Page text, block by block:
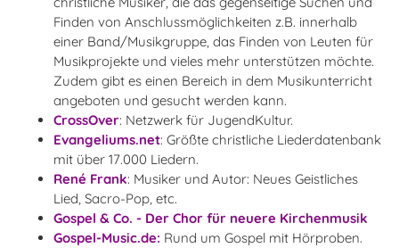
Finden von Anschlussmöglichkeiten z.B. innerhalb
einer Band/Musikgruppe, das Finden von Leuten für
Musikprojekte und vieles mehr unterstützen möchte.
Zudem gibt es einen Bereich in dem Musikunterricht
angeboten und gesucht werden kann.
CrossOver: Netzwerk für JugendKultur.
Evangeliums.net: Größte christliche Liederdatenbank
mit über 17.000 Liedern.
René Frank: Musiker und Autor: Neues Geistliches
Lied, Sacro-Pop, etc.
Gospel & Co. - Der Chor für neuere Kirchenmusik
Gospel-Music.de: Rund um Gospel mit Hörproben.